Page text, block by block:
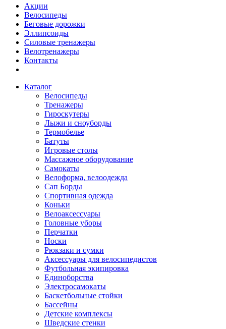
Акции
Велосипеды
Беговые дорожки
Эллипсоиды
Силовые тренажеры
Велотренажеры
Контакты
Каталог
Велосипеды
Тренажеры
Гироскутеры
Лыжи и сноуборды
Термобелье
Батуты
Игровые столы
Массажное оборудование
Самокаты
Велоформа, велоодежда
Сап Борды
Спортивная одежда
Коньки
Велоаксессуары
Головные уборы
Перчатки
Носки
Рюкзаки и сумки
Аксессуары для велосипедистов
Футбольная экипировка
Единоборства
Электросамокаты
Баскетбольные стойки
Бассейны
Детские комплексы
Шведские стенки